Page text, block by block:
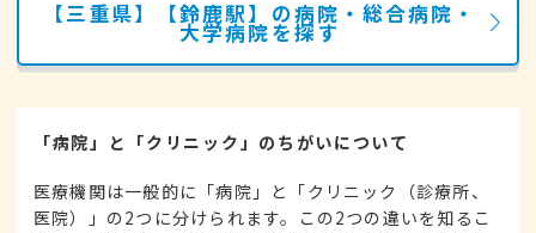
【三重県】【鈴鹿駅】の病院・総合病院・
大学病院を探す
「病院」と「クリニック」のちがいについて
医療機関は一般的に「病院」と「クリニック（診療所、
医院）」の2つに分けられます。この2つの違いを知るこ